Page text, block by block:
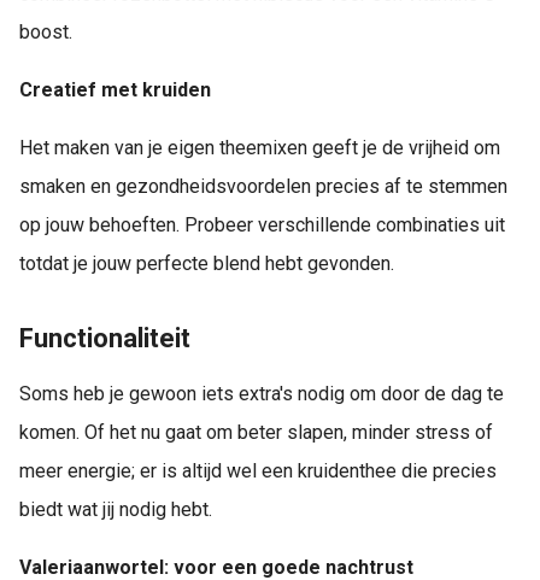
boost.
Creatief met kruiden
Het maken van je eigen theemixen geeft je de vrijheid om
smaken en gezondheidsvoordelen precies af te stemmen
op jouw behoeften. Probeer verschillende combinaties uit
totdat je jouw perfecte blend hebt gevonden.
Functionaliteit
Soms heb je gewoon iets extra's nodig om door de dag te
komen. Of het nu gaat om beter slapen, minder stress of
meer energie; er is altijd wel een kruidenthee die precies
biedt wat jij nodig hebt.
Valeriaanwortel: voor een goede nachtrust